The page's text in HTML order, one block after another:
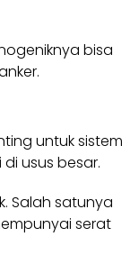
bisa
untuk sistem
usus besar.
Salah satunya
serat